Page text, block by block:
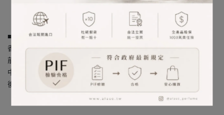
■ 李先生的花園
香調：柑橘花香調
前調：金橘
中調：茉莉、薄荷
後調：麝香